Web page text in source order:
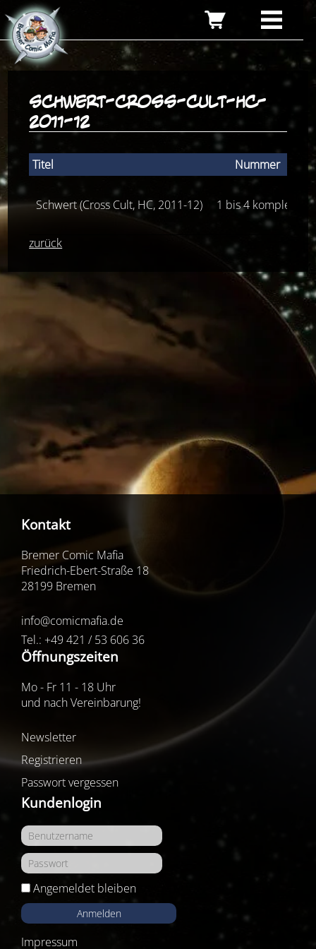
schwert-cross-cult-hc-
2011-12
Titel Nummer
Schwert (Cross Cult, HC, 2011-12) 1 bis 4 komplett
zurück
Kontakt
Bremer Comic Mafia
Friedrich-Ebert-Straße 18
28199 Bremen
info@comicmafia.de
Tel.: +49 421 / 53 606 36
Öffnungszeiten
Mo - Fr 11 - 18 Uhr
und nach Vereinbarung!
Newsletter
Registrieren
Passwort vergessen
Kundenlogin
Angemeldet bleiben
Anmelden
Impressum